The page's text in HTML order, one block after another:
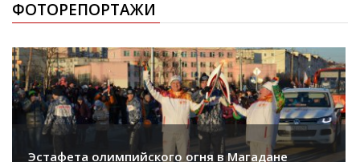
ФОТОРЕПОРТАЖИ
Эстафета олимпийского огня в Магадане